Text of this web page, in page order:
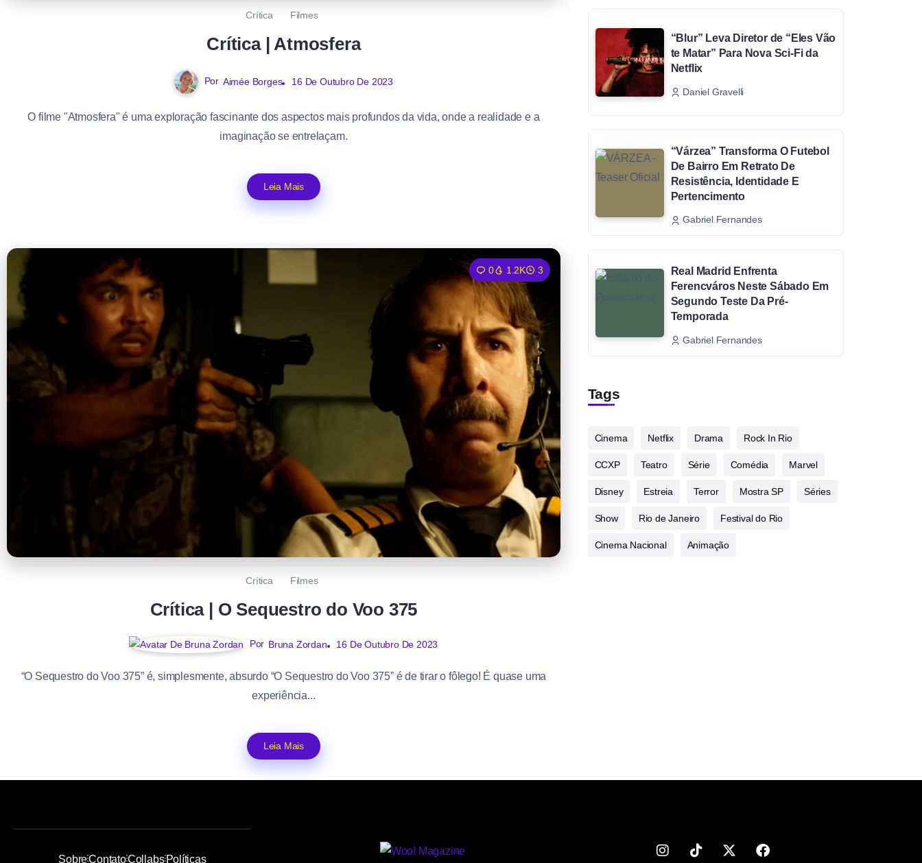
Crítica Filmes
Crítica | Atmosfera
Por Aimée Borges 16 De Outubro De 2023
O filme "Atmosfera" é uma exploração fascinante dos aspectos mais profundos da vida, onde a realidade e a
imaginação se entrelaçam.
Leia Mais
0 1.2K 3
Crítica Filmes
Crítica | O Sequestro do Voo 375
Por Bruna Zordan 16 De Outubro De 2023
“O Sequestro do Voo 375” é, simplesmente, absurdo “O Sequestro do Voo 375” é de tirar o fôlego! É quase uma
experiência...
Leia Mais
“Blur” Leva Diretor de “Eles Vão
te Matar” Para Nova Sci-Fi da
Netflix
Daniel Gravelli
“Várzea” Transforma O Futebol
De Bairro Em Retrato De
Resistência, Identidade E
Pertencimento
Gabriel Fernandes
Real Madrid Enfrenta
Ferencváros Neste Sábado Em
Segundo Teste Da Pré-
Temporada
Gabriel Fernandes
Tags
Cinema Netflix Drama Rock In Rio
CCXP Teatro Série Comédia Marvel
Disney Estreia Terror Mostra SP Séries
Show Rio de Janeiro Festival do Rio
Cinema Nacional Animação
SobreContatoCollabsPolíticas